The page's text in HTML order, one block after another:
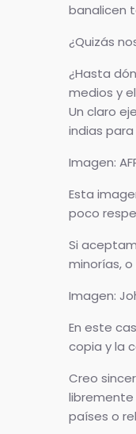
banalicen
¿Quizás
¿Hasta
medios y
Un claro
indias
Imagen:
Esta
poco
Si
minorías, o
Imagen:
En este
copia y la
Creo
libremente
países o